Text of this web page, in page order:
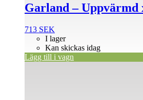
Garland – Uppvärmd
713 SEK
I lager
Kan skickas idag
Lägg till i vagn